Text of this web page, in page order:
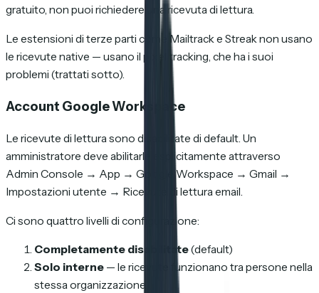
gratuito, non puoi richiedere una ricevuta di lettura.
Le estensioni di terze parti come Mailtrack e Streak non usano
le ricevute native — usano il pixel tracking, che ha i suoi
problemi (trattati sotto).
Account Google Workspace
Le ricevute di lettura sono disabilitate di default. Un
amministratore deve abilitarle esplicitamente attraverso
Admin Console → App → Google Workspace → Gmail →
Impostazioni utente → Ricevute di lettura email.
Ci sono quattro livelli di configurazione:
Completamente disabilitate(default)
Solo interne — le ricevute funzionano tra persone nella
stessa organizzazione